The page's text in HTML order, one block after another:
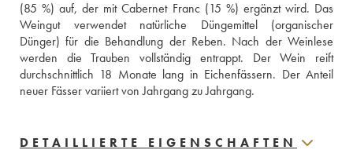
(85 %) auf, der mit Cabernet Franc (15 %) ergänzt wird. Das
Weingut verwendet natürliche Düngemittel (organischer
Dünger) für die Behandlung der Reben. Nach der Weinlese
werden die Trauben vollständig entrappt. Der Wein reift
durchschnittlich 18 Monate lang in Eichenfässern. Der Anteil
neuer Fässer variiert von Jahrgang zu Jahrgang.
DETAILLIERTE EIGENSCHAFTEN